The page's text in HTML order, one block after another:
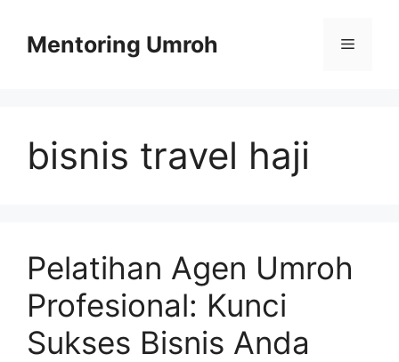
contentMentoring Umroh Menu
bisnis travel haji
Pelatihan Agen Umroh
Profesional: Kunci
Sukses Bisnis Anda